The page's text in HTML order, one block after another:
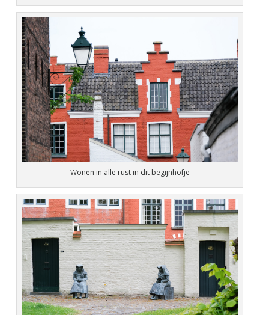
Wonen in alle rust in dit begijnhofje